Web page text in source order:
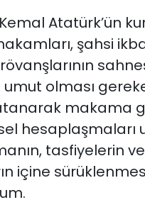
Atatürk’ün
şahsi
umut olması
makama
hesaplaşmaları
tasfiyelerin
içine